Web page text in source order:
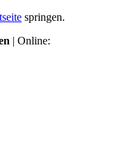
springen.
| Online: